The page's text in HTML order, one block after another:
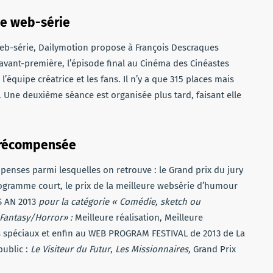
web-série
série, Dailymotion propose à François Descraques
première, l’épisode final au Cinéma des Cinéastes
créatrice et les fans. Il n’y a que 315 places mais
deuxième séance est organisée plus tard, faisant elle
parmi lesquelles on retrouve : le Grand prix du jury
court, le prix de la meilleure websérie d’humour
2013 pour la catégorie « Comédie, sketch ou
Horror» :Meilleure réalisation, Meilleure
et enfin au WEB PROGRAM FESTIVAL de 2013 de La
: Le Visiteur du Futur, Les Missionnaires, Grand Prix